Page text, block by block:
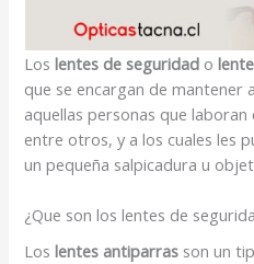
Loslentes de seguridad o
que se encargan de mantener
aquellas personas que
entre otros, y a los cuales les
un pequeña salpicadura u
¿Que son los lentes de
Loslentes antiparras son un